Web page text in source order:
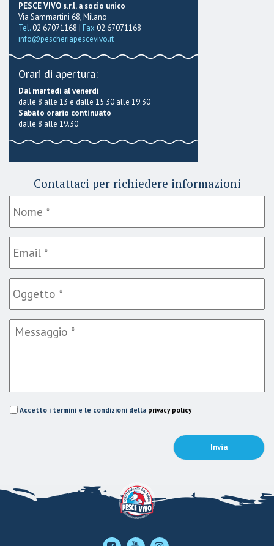
PESCE VIVO s.r.l. a socio unico
Via Sammartini 68, Milano
Tel.02 67071168 | Fax 02 67071168
info@pescheriapescevivo.it
Orari di apertura:
Dal martedì al venerdì
dalle 8 alle 13 e dalle 15.30 alle 19.30
Sabato orario continuato
dalle 8 alle 19.30
Contattaci per richiedere informazioni
Accetto i termini e le condizioni della privacy policy